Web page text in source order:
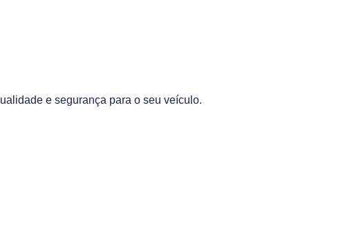
e segurança para o seu veículo.